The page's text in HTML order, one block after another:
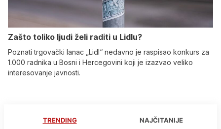
Zašto toliko ljudi želi raditi u Lidlu?
Poznati trgovački lanac „Lidl“ nedavno je raspisao konkurs za
1.000 radnika u Bosni i Hercegovini koji je izazvao veliko
interesovanje javnosti.
TRENDING NAJČITANIJE